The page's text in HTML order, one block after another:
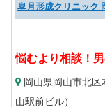
皐月形成クリニック
悩むより相談！
岡山県岡山市北区
山駅前ビル）